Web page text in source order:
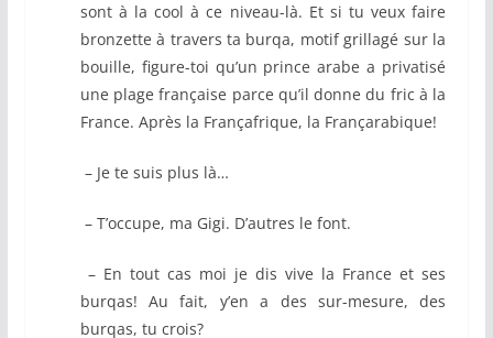
sont à la cool à ce niveau-là. Et si tu veux faire
bronzette à travers ta burqa, motif grillagé sur la
bouille, figure-toi qu’un prince arabe a privatisé
une plage française parce qu’il donne du fric à la
France. Après la Françafrique, la Françarabique!
– Je te suis plus là…
– T’occupe, ma Gigi. D’autres le font.
– En tout cas moi je dis vive la France et ses
burqas! Au fait, y’en a des sur-mesure, des
burqas, tu crois?